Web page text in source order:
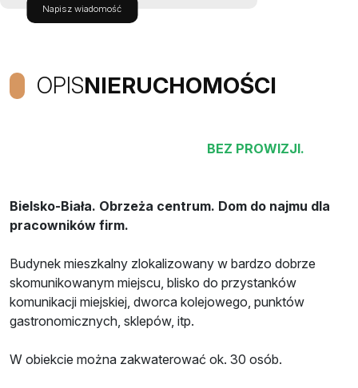
Napisz wiadomość
OPISNIERUCHOMOŚCI
BEZ PROWIZJI.
Bielsko-Biała. Obrzeża centrum. Dom do najmu dla
pracowników firm.
Budynek mieszkalny zlokalizowany w bardzo dobrze
skomunikowanym miejscu, blisko do przystanków
komunikacji miejskiej, dworca kolejowego, punktów
gastronomicznych, sklepów, itp.
W obiekcie można zakwaterować ok. 30 osób.